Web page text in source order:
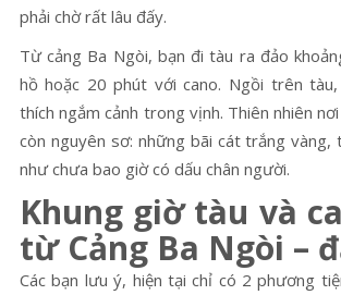
phải chờ rất lâu đấy.
Từ cảng Ba Ngòi, bạn đi tàu ra đảo
hồ hoặc 20 phút với cano. Ngồi trên
thích ngắm cảnh trong vịnh. Thiên nhiên
còn nguyên sơ: những bãi cát trắng vàng,
như chưa bao giờ có dấu chân người.
Khung giờ tàu và
từ Cảng Ba Ngòi –
Các bạn lưu ý, hiện tại chỉ có 2 phương